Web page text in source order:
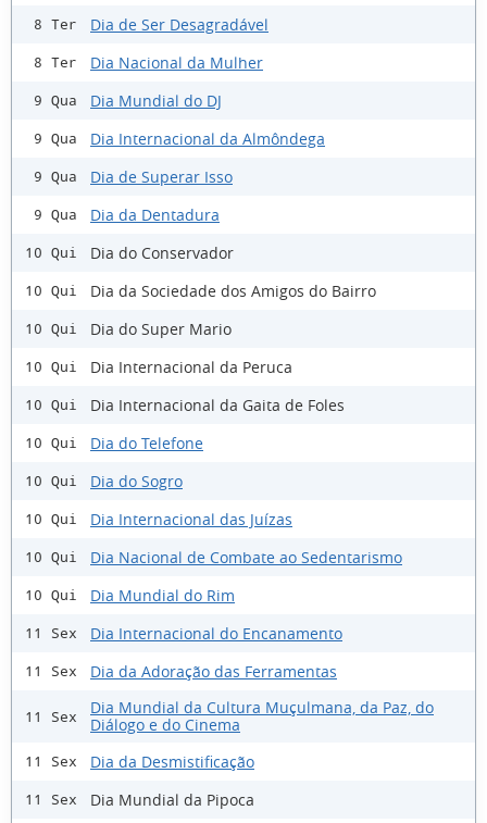
8 Ter Dia de Ser Desagradável
8 Ter Dia Nacional da Mulher
9 Qua Dia Mundial do DJ
9 Qua Dia Internacional da Almôndega
9 Qua Dia de Superar Isso
9 Qua Dia da Dentadura
10 Qui Dia do Conservador
10 Qui Dia da Sociedade dos Amigos do Bairro
10 Qui Dia do Super Mario
10 Qui Dia Internacional da Peruca
10 Qui Dia Internacional da Gaita de Foles
10 Qui Dia do Telefone
10 Qui Dia do Sogro
10 Qui Dia Internacional das Juízas
10 Qui Dia Nacional de Combate ao Sedentarismo
10 Qui Dia Mundial do Rim
11 Sex Dia Internacional do Encanamento
11 Sex Dia da Adoração das Ferramentas
11 Sex
Dia Mundial da Cultura Muçulmana, da Paz, do
Diálogo e do Cinema
11 Sex Dia da Desmistificação
11 Sex Dia Mundial da Pipoca